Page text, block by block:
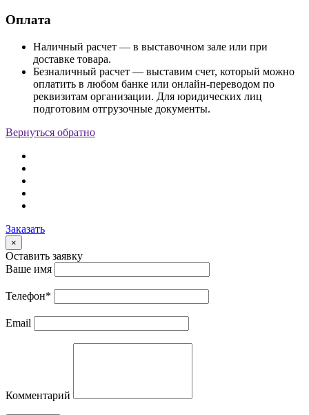
Оплата
Наличный расчет — в выставочном зале или при
доставке товара.
Безналичный расчет — выставим счет, который можно
оплатить в любом банке или онлайн-переводом по
реквизитам организации. Для юридических лиц
подготовим отгрузочные документы.
Вернуться обратно
Заказать
×
Оставить заявку
Ваше имя
Телефон*
Email
Комментарий